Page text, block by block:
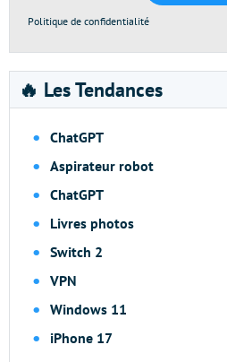
Politique de confidentialité
🔥 Les Tendances
ChatGPT
Aspirateur robot
ChatGPT
Livres photos
Switch 2
VPN
Windows 11
iPhone 17